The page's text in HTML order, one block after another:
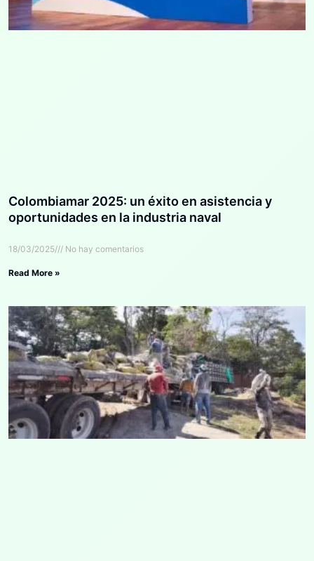
Colombiamar 2025: un éxito en asistencia y
oportunidades en la industria naval
18/03/2025 No hay comentarios
Read More »